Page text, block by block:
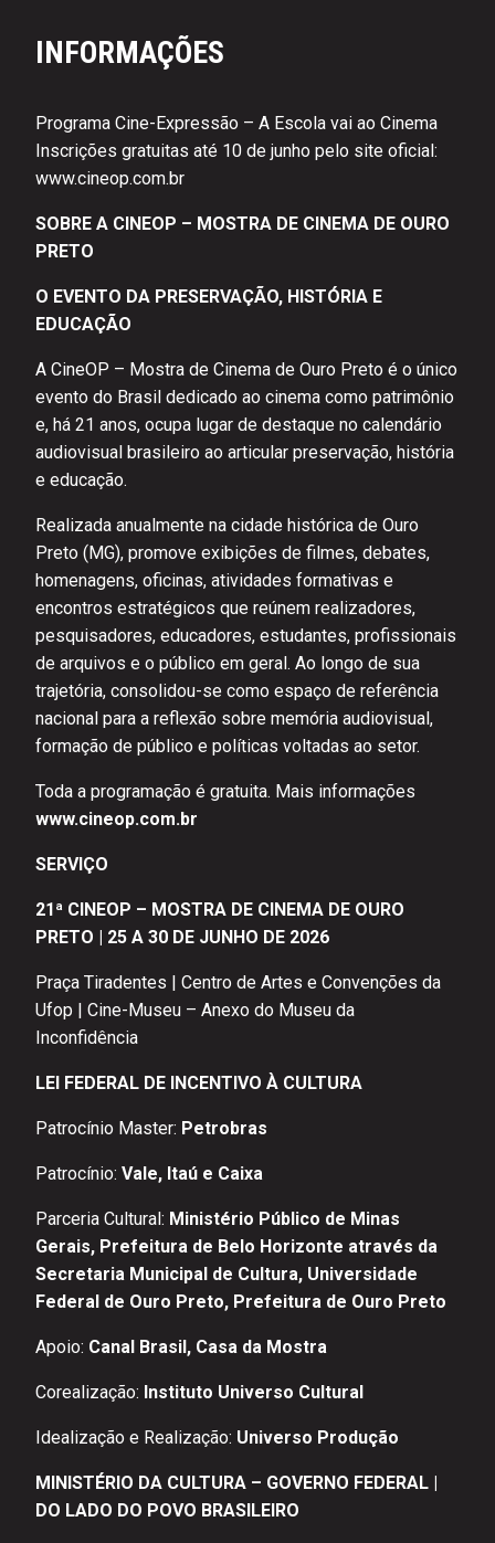
INFORMAÇÕES
Programa Cine-Expressão – A Escola vai ao Cinema
Inscrições gratuitas até 10 de junho pelo site oficial:
www.cineop.com.br
SOBRE A CINEOP – MOSTRA DE CINEMA DE OURO
PRETO
O EVENTO DA PRESERVAÇÃO, HISTÓRIA E
EDUCAÇÃO
A CineOP – Mostra de Cinema de Ouro Preto é o único
evento do Brasil dedicado ao cinema como patrimônio
e, há 21 anos, ocupa lugar de destaque no calendário
audiovisual brasileiro ao articular preservação, história
e educação.
Realizada anualmente na cidade histórica de Ouro
Preto (MG), promove exibições de filmes, debates,
homenagens, oficinas, atividades formativas e
encontros estratégicos que reúnem realizadores,
pesquisadores, educadores, estudantes, profissionais
de arquivos e o público em geral. Ao longo de sua
trajetória, consolidou-se como espaço de referência
nacional para a reflexão sobre memória audiovisual,
formação de público e políticas voltadas ao setor.
Toda a programação é gratuita. Mais informações
www.cineop.com.br
SERVIÇO
21ª CINEOP – MOSTRA DE CINEMA DE OURO
PRETO | 25 A 30 DE JUNHO DE 2026
Praça Tiradentes | Centro de Artes e Convenções da
Ufop | Cine-Museu – Anexo do Museu da
Inconfidência
LEI FEDERAL DE INCENTIVO À CULTURA
Patrocínio Master: Petrobras
Patrocínio: Vale, Itaú e Caixa
Parceria Cultural: Ministério Público de Minas
Gerais, Prefeitura de Belo Horizonte através da
Secretaria Municipal de Cultura, Universidade
Federal de Ouro Preto, Prefeitura de Ouro Preto
Apoio: Canal Brasil, Casa da Mostra
Corealização: Instituto Universo Cultural
Idealização e Realização: Universo Produção
MINISTÉRIO DA CULTURA – GOVERNO FEDERAL |
DO LADO DO POVO BRASILEIRO